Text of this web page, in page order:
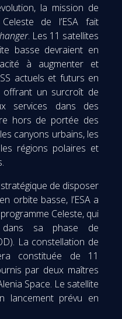
la mission de
de l’ESA fait
. Les 11 satellites
basse devraient en
à augmenter et
actuels et futurs en
offrant un surcroît de
services dans des
hors de portée des
canyons urbains, les
régions polaires et
de disposer
orbite basse, l’ESA a
Celeste, qui
dans sa phase de
La constellation de
constituée de 11
par deux maîtres
Space. Le satellite
lancement prévu en